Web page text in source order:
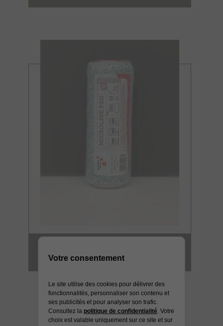
MICROFIBRE 12 MM HD
Votre consentement
Le site utilise des cookies pour délivrer des
fonctionnalités, personnaliser son contenu et
ses publicités et pour analyser son trafic.
Consultez la politique de confidentialité. Votre
choix est valable uniquement sur ce site et sur